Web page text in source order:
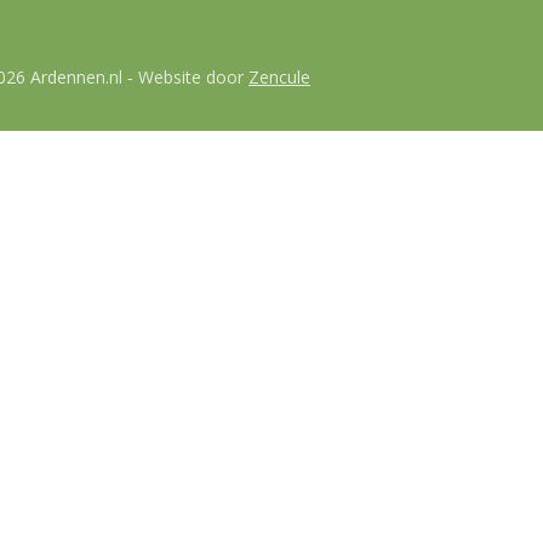
Ardennen.nl - Website door Zencule